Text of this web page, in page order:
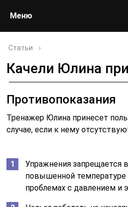
Меню
Статьи ›
Качели Юлина
Противопоказания
Тренажер Юлина принесет
случае, если к нему
Упражнения запрещается
повышенной температуре
проблемах с давлением и